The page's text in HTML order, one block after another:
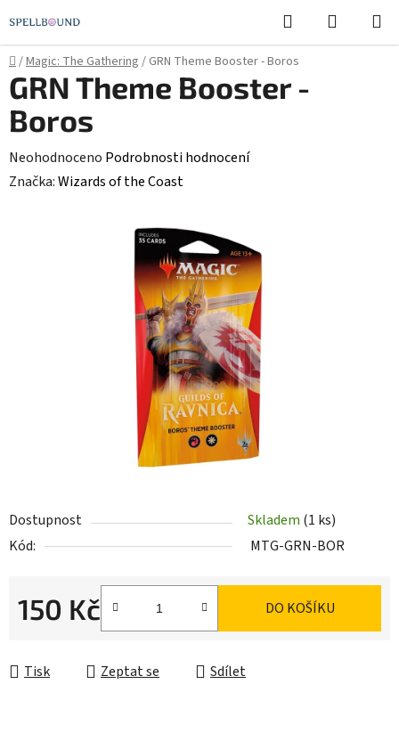
na
obsah
Hledat
KOŠÍK
Domů
/Magic: The Gathering / GRN Theme Booster - Boros
Dostupnost Skladem (1 ks)
Kód:
MTG-GRN-BOR
150 Kč DO KOŠÍKU
Tisk Zeptat se Sdílet
GRN Theme Booster -
Boros
Průměrné
hodnocení
Neohodnoceno Podrobnosti hodnocení
Značka:Wizards of the Coast